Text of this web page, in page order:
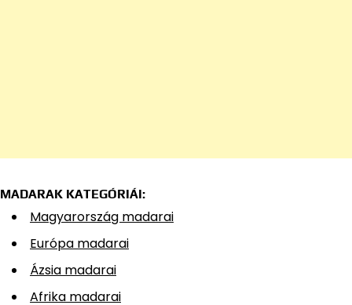
MADARAK KATEGÓRIÁI:
Magyarország madarai
Európa madarai
Ázsia madarai
Afrika madarai